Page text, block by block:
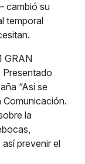
cambió su
temporal
GRAN
Presentado
“Así se
Comunicación.
la
prevenir el